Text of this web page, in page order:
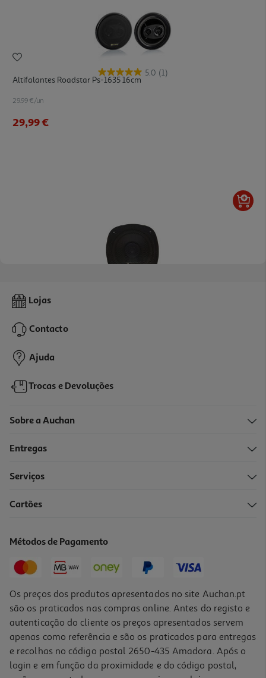
5.0 (1)
Altifalantes Roadstar Ps-1635 16cm
29.99 €/un
29,99 €
Altifalantes Roadstar Ps-1315 13cm
19,99 €
Lojas
Contacto
Ajuda
Trocas e Devoluções
Sobre a Auchan
Entregas
Serviços
Cartões
Métodos de Pagamento
Os preços dos produtos apresentados no site Auchan.pt
são os praticados nas compras online. Antes do registo e
autenticação do cliente os preços apresentados servem
apenas como referência e são os praticados para entregas
e recolhas no código postal 2650-435 Amadora. Após o
login e em função da proximidade e do código postal,